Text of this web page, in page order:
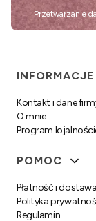
Przetwarzanie
Linki w
INFORMACJE
Kontakt i dane
O mnie
Program
POMOC
Płatność i dostawa
Polityka
Regulamin